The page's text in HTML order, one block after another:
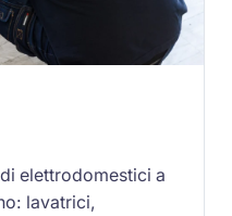
elettrodomestici a
lavatrici,